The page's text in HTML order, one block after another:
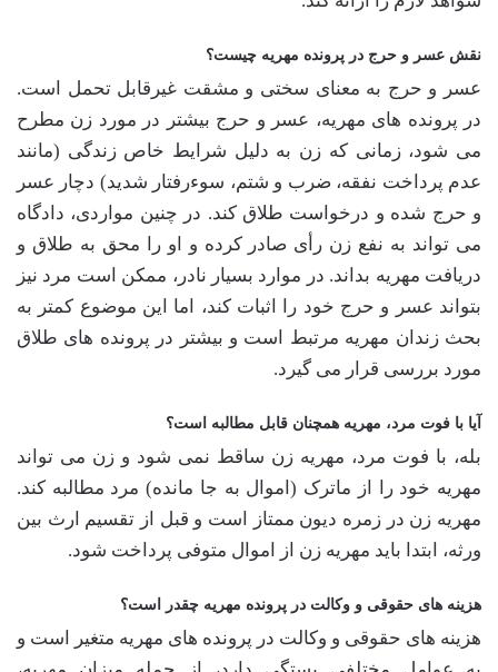
نقش عسر و حرج در پرونده مهریه چیست؟
عسر و حرج به معنای سختی و مشقت غیرقابل تحمل است.
در پرونده های مهریه، عسر و حرج بیشتر در مورد زن مطرح
می شود، زمانی که زن به دلیل شرایط خاص زندگی (مانند
عدم پرداخت نفقه، ضرب و شتم، سوءرفتار شدید) دچار عسر
و حرج شده و درخواست طلاق کند. در چنین مواردی، دادگاه
می تواند به نفع زن رأی صادر کرده و او را محق به طلاق و
دریافت مهریه بداند. در موارد بسیار نادر، ممکن است مرد نیز
بتواند عسر و حرج خود را اثبات کند، اما این موضوع کمتر به
بحث زندان مهریه مرتبط است و بیشتر در پرونده های طلاق
مورد بررسی قرار می گیرد.
آیا با فوت مرد، مهریه همچنان قابل مطالبه است؟
بله، با فوت مرد، مهریه زن ساقط نمی شود و زن می تواند
مهریه خود را از ماترک (اموال به جا مانده) مرد مطالبه کند.
مهریه زن در زمره دیون ممتاز است و قبل از تقسیم ارث بین
ورثه، ابتدا باید مهریه زن از اموال متوفی پرداخت شود.
هزینه های حقوقی و وکالت در پرونده مهریه چقدر است؟
هزینه های حقوقی و وکالت در پرونده های مهریه متغیر است و